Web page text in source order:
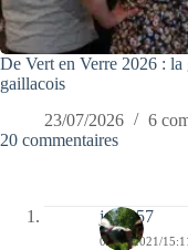
De Vert en Verre 2026 : la
gaillacois
23/07/2026
6
20 commentaires
jazzy57
03/12/2021/